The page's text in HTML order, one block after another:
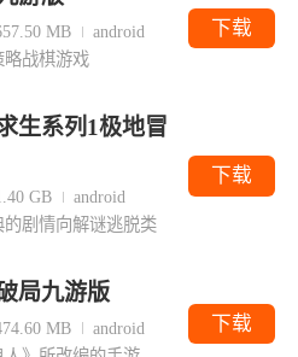
MB
android
略战棋游戏
下载
生系列1极地冒
GB
android
的剧情向解谜逃脱类
下载
局九游版
MB
android
下载